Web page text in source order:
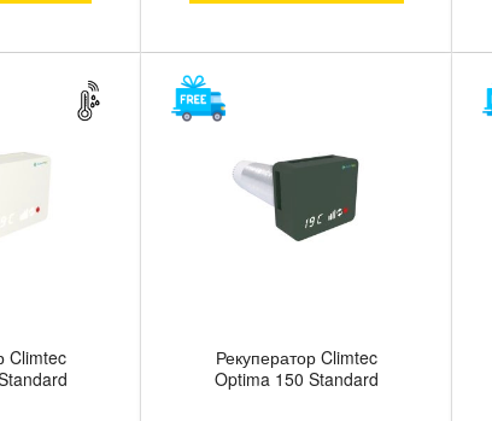
Climtec
Рекуператор Climtec
Optima 150 Standard